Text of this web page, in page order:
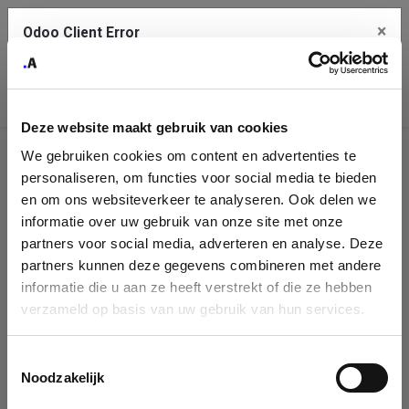
Deze website maakt gebruik van cookies
We gebruiken cookies om content en advertenties te
personaliseren, om functies voor social media te bieden
en om ons websiteverkeer te analyseren. Ook delen we
informatie over uw gebruik van onze site met onze
partners voor social media, adverteren en analyse. Deze
partners kunnen deze gegevens combineren met andere
informatie die u aan ze heeft verstrekt of die ze hebben
verzameld op basis van uw gebruik van hun services.
Noodzakelijk
Company
Identification
Please fill in your company details
You can search a company in our database by name, VAT or
enterprise ID. When a company is selected it will auto-complete the
form. If you don't find your company in our database, you can create
Odoo Client Error ×
service.
See details
Ok